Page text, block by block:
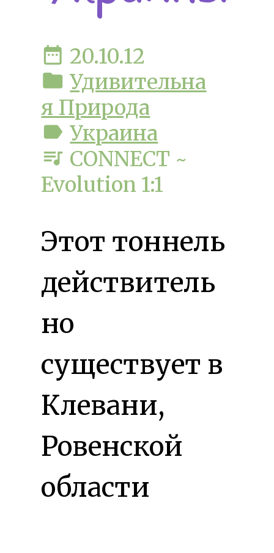
date_range 20.10.12
folder Удивительна
я Природа
label Украина
queue_music CONNECT ~
Evolution 1:1
Этот тоннель
действитель
но
существует в
Клевани,
Ровенской
области